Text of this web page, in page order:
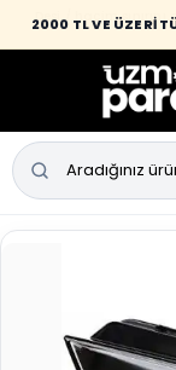
2000 TL VE ÜZERİ
Desi / hacim